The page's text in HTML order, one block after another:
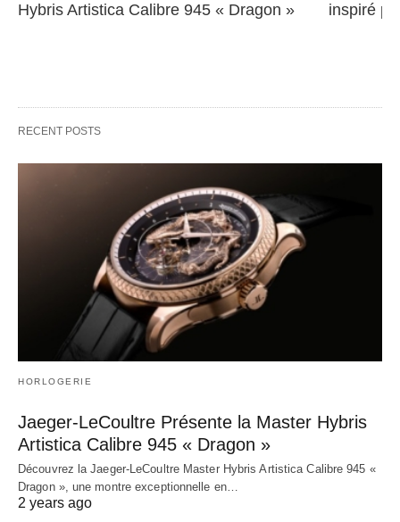
Hybris Artistica Calibre 945 « Dragon »
inspiré
RECENT POSTS
HORLOGERIE
Jaeger-LeCoultre Présente la Master Hybris
Artistica Calibre 945 « Dragon »
Découvrez la Jaeger-LeCoultre Master Hybris Artistica Calibre 945 «
Dragon », une montre exceptionnelle en…
2 years ago